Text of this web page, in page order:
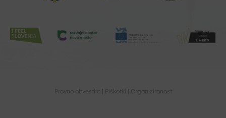
Pravno obvestilo Piškotki Organiziranost